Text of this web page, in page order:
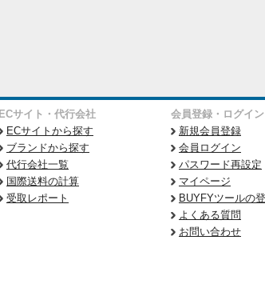
ECサイト・代行会社
ECサイトから探す
ブランドから探す
代行会社一覧
国際送料の計算
受取レポート
会員登録・ログイン
新規会員登録
会員ログイン
パスワード再設定
マイページ
BUYFYツールの
よくある質問
お問い合わせ